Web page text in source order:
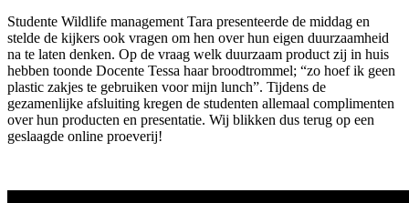
Studente Wildlife management Tara presenteerde de middag en
stelde de kijkers ook vragen om hen over hun eigen duurzaamheid
na te laten denken. Op de vraag welk duurzaam product zij in huis
hebben toonde Docente Tessa haar broodtrommel; “zo hoef ik geen
plastic zakjes te gebruiken voor mijn lunch”. Tijdens de
gezamenlijke afsluiting kregen de studenten allemaal complimenten
over hun producten en presentatie. Wij blikken dus terug op een
geslaagde online proeverij!